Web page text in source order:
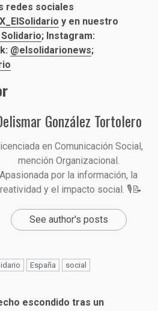
redes sociales
y en nuestro
Solidario; Instagram:
@elsolidarionews;
González Tortolero
en Comunicación Social,
mención Organizacional.
Apasionada por la información, la
y el impacto social. 🎙️📝
See author's posts
España social
escondido tras un